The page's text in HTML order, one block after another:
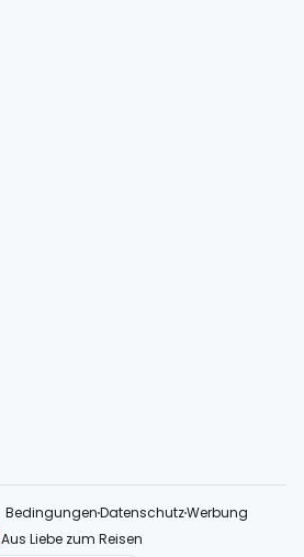
BedingungenDatenschutzWerbung
Aus Liebe zum Reisen